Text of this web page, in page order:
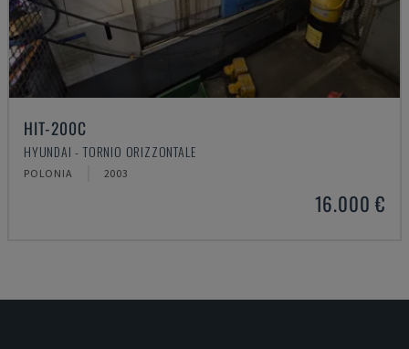
HIT-200C
HYUNDAI - TORNIO ORIZZONTALE
POLONIA 2003
16.000 €